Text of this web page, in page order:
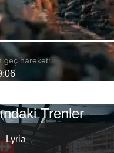
geç hareket:
Trenler
Lyria